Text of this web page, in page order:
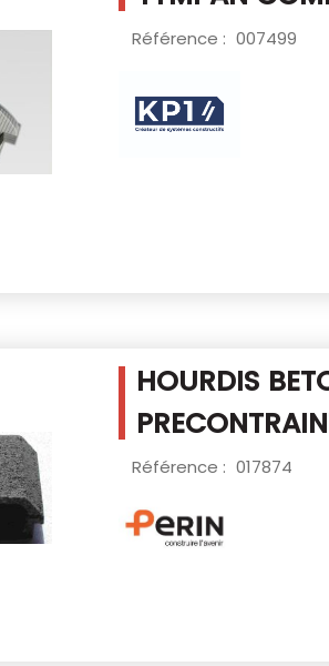
Référence : 007499
HOURDIS
Référence : 017874